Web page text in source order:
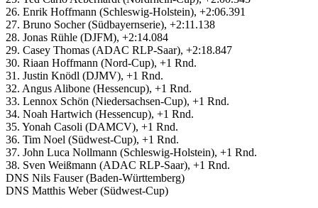
26. Enrik Hoffmann (Schleswig-Holstein), +2:06.391
27. Bruno Socher (Südbayernserie), +2:11.138
28. Jonas Rühle (DJFM), +2:14.084
29. Casey Thomas (ADAC RLP-Saar), +2:18.847
30. Riaan Hoffmann (Nord-Cup), +1 Rnd.
31. Justin Knödl (DJMV), +1 Rnd.
32. Angus Alibone (Hessencup), +1 Rnd.
33. Lennox Schön (Niedersachsen-Cup), +1 Rnd.
34. Noah Hartwich (Hessencup), +1 Rnd.
35. Yonah Casoli (DAMCV), +1 Rnd.
36. Tim Noel (Südwest-Cup), +1 Rnd.
37. John Luca Nollmann (Schleswig-Holstein), +1 Rnd.
38. Sven Weißmann (ADAC RLP-Saar), +1 Rnd.
DNS Nils Fauser (Baden-Württemberg)
DNS Matthis Weber (Südwest-Cup)